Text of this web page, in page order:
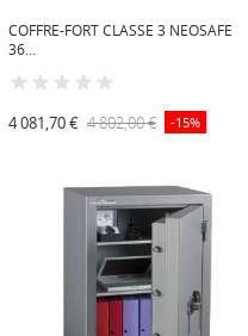
COFFRE-FORT CLASSE 3 NEOSAFE
36...
4 081,70 € 4 802,00 € -15%